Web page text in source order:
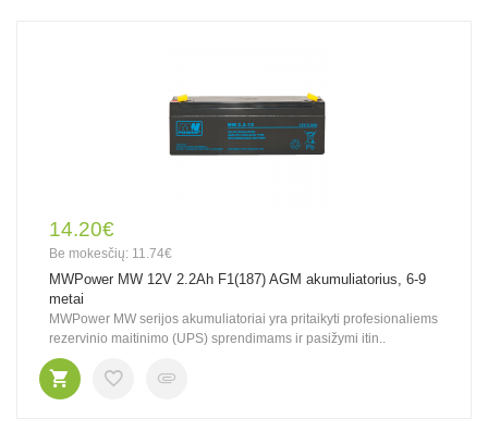
14.20€
Be mokesčių: 11.74€
MWPower MW 12V 2.2Ah F1(187) AGM akumuliatorius, 6-9
metai
MWPower MW serijos akumuliatoriai yra pritaikyti profesionaliems
rezervinio maitinimo (UPS) sprendimams ir pasižymi itin..